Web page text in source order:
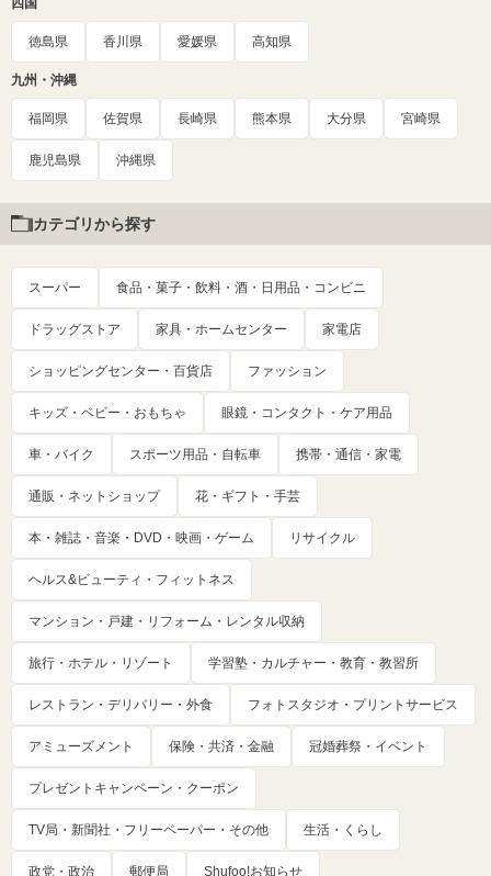
四国
徳島県 香川県 愛媛県 高知県
九州・沖縄
福岡県 佐賀県 長崎県 熊本県 大分県 宮崎県
鹿児島県 沖縄県
カテゴリから探す
スーパー 食品・菓子・飲料・酒・日用品・コンビニ
ドラッグストア 家具・ホームセンター 家電店
ショッピングセンター・百貨店 ファッション
キッズ・ベビー・おもちゃ 眼鏡・コンタクト・ケア用品
車・バイク スポーツ用品・自転車 携帯・通信・家電
通販・ネットショップ 花・ギフト・手芸
本・雑誌・音楽・DVD・映画・ゲーム リサイクル
ヘルス&ビューティ・フィットネス
マンション・戸建・リフォーム・レンタル収納
旅行・ホテル・リゾート 学習塾・カルチャー・教育・教習所
レストラン・デリバリー・外食 フォトスタジオ・プリントサービス
アミューズメント 保険・共済・金融 冠婚葬祭・イベント
プレゼントキャンペーン・クーポン
TV局・新聞社・フリーペーパー・その他 生活・くらし
政党・政治 郵便局 Shufoo!お知らせ